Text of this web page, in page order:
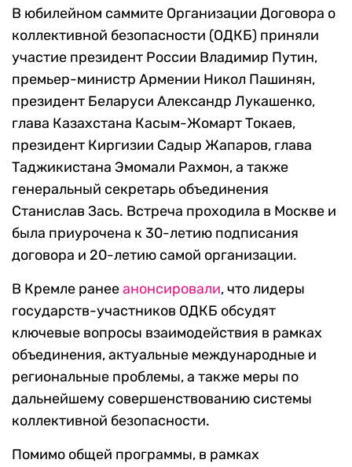
В юбилейном саммите Организации Договора о
коллективной безопасности (ОДКБ) приняли
участие президент России Владимир Путин,
премьер-министр Армении Никол Пашинян,
президент Беларуси Александр Лукашенко,
глава Казахстана Касым-Жомарт Токаев,
президент Киргизии Садыр Жапаров, глава
Таджикистана Эмомали Рахмон, а также
генеральный секретарь объединения
Станислав Зась. Встреча проходила в Москве и
была приурочена к 30-летию подписания
договора и 20-летию самой организации.
В Кремле ранееанонсировали, что лидеры
государств-участников ОДКБ обсудят
ключевые вопросы взаимодействия в рамках
объединения, актуальные международные и
региональные проблемы, а также меры по
дальнейшему совершенствованию системы
коллективной безопасности.
Помимо общей программы, в рамках